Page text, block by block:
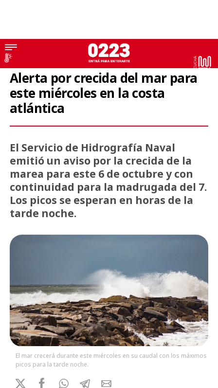
Mar Argentino
Alerta por crecida del mar para
este miércoles en la costa
atlántica
El Servicio de Hidrografía Naval
emitió un aviso por la crecida de la
marea para este 6 de octubre y con
continuidad para la madrugada del 7.
Los picos se esperan en horas de la
tarde noche.
El mar crecerá durante este miércoles en su caudal con los máximos
picos para la tarde noche.